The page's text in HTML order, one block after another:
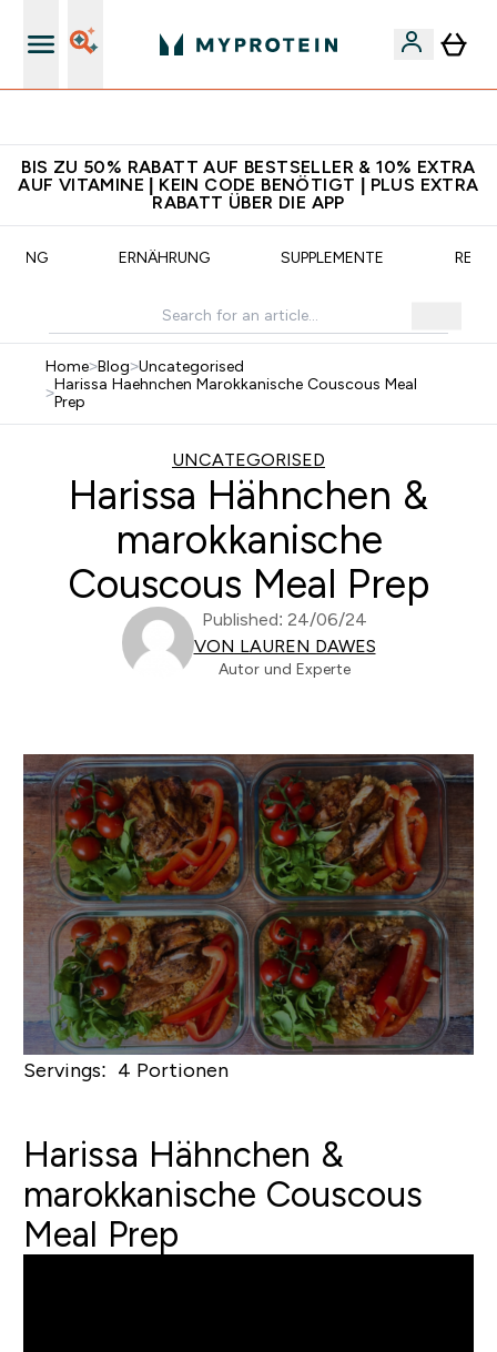
BIS ZU 50% RABATT AUF BESTSELLER & 10% EXTRA
AUF VITAMINE | KEIN CODE BENÖTIGT | PLUS EXTRA
RABATT ÜBER DIE APP
ERNÄHRUNG SUPPLEMENTE
Home>Blog>Uncategorised
>Harissa Haehnchen Marokkanische Couscous Meal
Prep
UNCATEGORISED
Harissa Hähnchen &
marokkanische
Couscous Meal Prep
Published: 24/06/24
VON LAUREN DAWES
Autor und Experte
Servings: 4 Portionen
Harissa Hähnchen &
marokkanische Couscous
Meal Prep